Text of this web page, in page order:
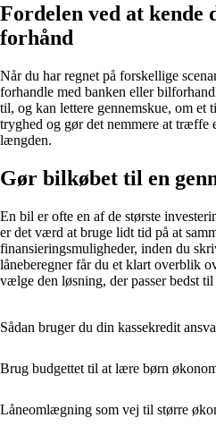
Fordelen ved at kende
forhånd
Når du har regnet på forskellige
forhandle med banken eller
til, og kan lettere gennemskue, om et
tryghed og gør det nemmere at træffe
længden.
Gør bilkøbet til en
En bil er ofte en af de største
er det værd at bruge lidt tid på at
finansieringsmuligheder, inden du
låneberegner får du et klart overblik
vælge den løsning, der passer bedst
Sådan bruger du din kassekredit
Brug budgettet til at lære børn
Låneomlægning som vej til større